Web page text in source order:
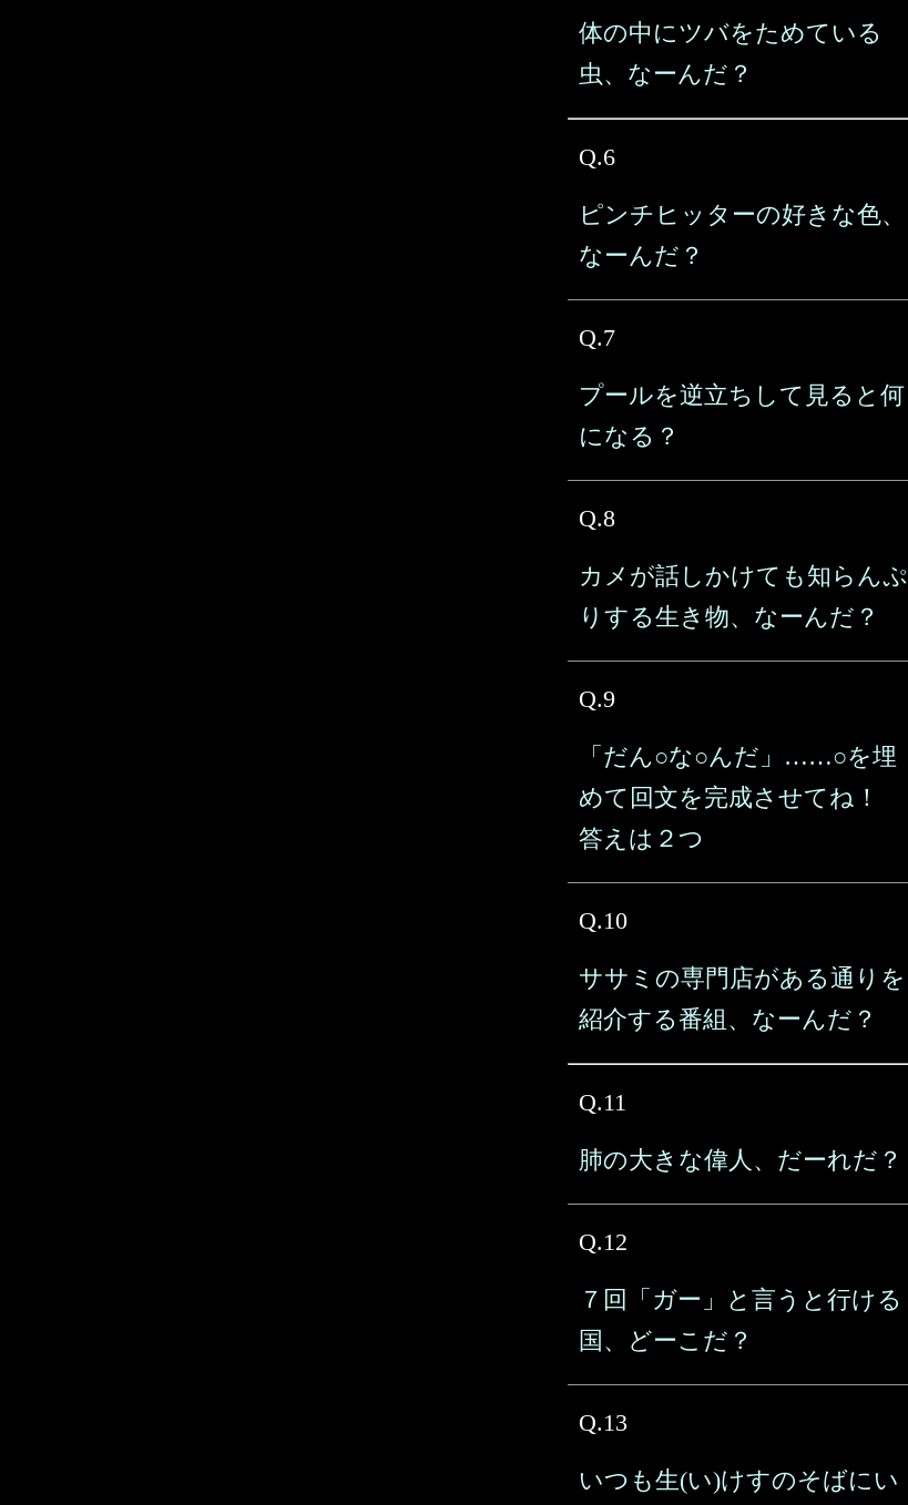
体の中にツバをためている
虫、なーんだ？
Q.6
ピンチヒッターの好きな色、
なーんだ？
Q.7
プールを逆立ちして見ると何
になる？
Q.8
カメが話しかけても知らんぷ
りする生き物、なーんだ？
Q.9
「だん○な○んだ」……○を埋
めて回文を完成させてね！
答えは２つ
Q.10
ササミの専門店がある通りを
紹介する番組、なーんだ？
Q.11
肺の大きな偉人、だーれだ？
Q.12
７回「ガー」と言うと行ける
国、どーこだ？
Q.13
いつも生(い)けすのそばにい